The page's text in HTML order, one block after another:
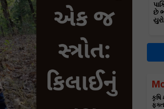
છે
કૃષિ